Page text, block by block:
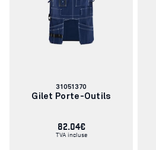
Numéro
d'article:
31051370
Gilet Porte-Outils
82.04€
TVA incluse